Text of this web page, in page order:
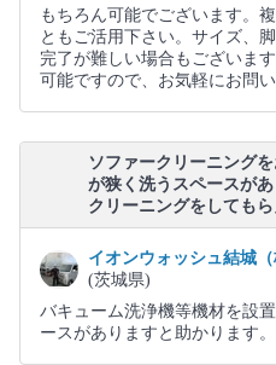
もちろん可能でございます。
ともご活用下さい。サイズ、
完了が難しい場合もございま
可能ですので、お気軽にお問い
ソファークリーニング
が狭く洗うスペースが
クリーニングをしてもら
イオンウォッシュ結城
(茨城県)
バキューム洗浄機等機材を設
ースがありますと助かります。